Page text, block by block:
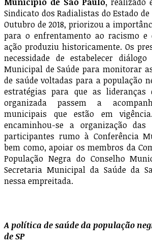
Sindicato dos Radialistas do Estado de
Outubro de 2018, priorizou a
para o enfrentamento ao racismo e
ação produziu historicamente. Os
necessidade de estabelecer
Municipal de Saúde para monitorar
de saúde voltadas para a população
estratégias para que as lideranças
organizada passem a
municipais que estão em
encaminhou-se a organização das
participantes rumo à Conferência
bem como, apoiar os membros da
População Negra do Conselho
Secretaria Municipal da Saúde da
nessa empreitada.
A política de saúde da população
de SP